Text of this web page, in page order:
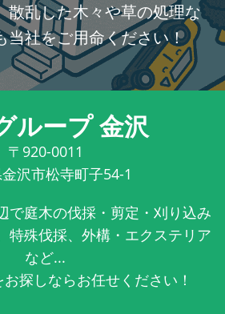
乱した木々や草の処理な
当社をご用命ください！
ループ 金沢
〒920-0011
沢市松寺町子54-1
で庭木の伐採・剪定・刈り込み
特殊伐採、外構・エクステリア
など...
探しならお任せください！